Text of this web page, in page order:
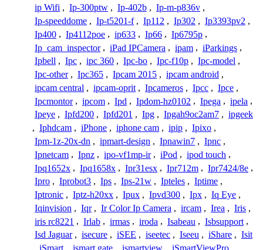
ip Wifi , Ip-300ptw , Ip-402b , Ip-m-p836v ,
Ip-speeddome , Ip-t5201-f , Ip112 , Ip302 , Ip3393pv2 ,
Ip400 , Ip4112poe , ip633 , Ip66 , Ip6795p ,
Ip_cam_inspector , iPad IPCamera , ipam , iParkings ,
Ipbell , Ipc , ipc 360 , Ipc-bo , Ipc-f10p , Ipc-model ,
Ipc-other , Ipc365 , Ipcam 2015 , ipcam android ,
ipcam central , ipcam-oprit , Ipcameros , Ipcc , Ipce ,
Ipcmontor , ipcom , Ipd , Ipdom-hz0102 , Ipega , ipela ,
Ipeye , Ipfd200 , Ipfd201 , Ipg , Ipgah9oc2am7 , ipgeek
, Iphdcam , iPhone , iphone cam , ipip , Ipixo ,
Ipm-1z-20x-dn , ipmart-design , Ipnawin7 , Ipnc ,
Ipnetcam , Ipnz , ipo-vf1mp-ir , iPod , ipod touch ,
Ipq1652x , Ipq1658x , Ipr31esx , Ipr712m , Ipr7424/8e ,
Ipro , Iprobot3 , Ips , Ips-21w , Ipteles , Iptime ,
Iptronic , Iptz-h20xx , Ipux , Ipvd300 , Ipx , Iq Eye ,
Iqinvision , Iqr , Ir Color Ip Camera , ircam , Irea , Iris ,
iris rc8221 , Irlab , irmas , iroda , Isabeau , Isbsupport ,
Isd Jaguar , isecure , iSEE , iseetec , Iseeu , iShare , Isit